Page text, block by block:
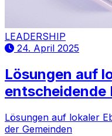
LEADERSHIP
24. April 2025
Lösungen auf
entscheidende
Lösungen auf lokaler
der Gemeinden